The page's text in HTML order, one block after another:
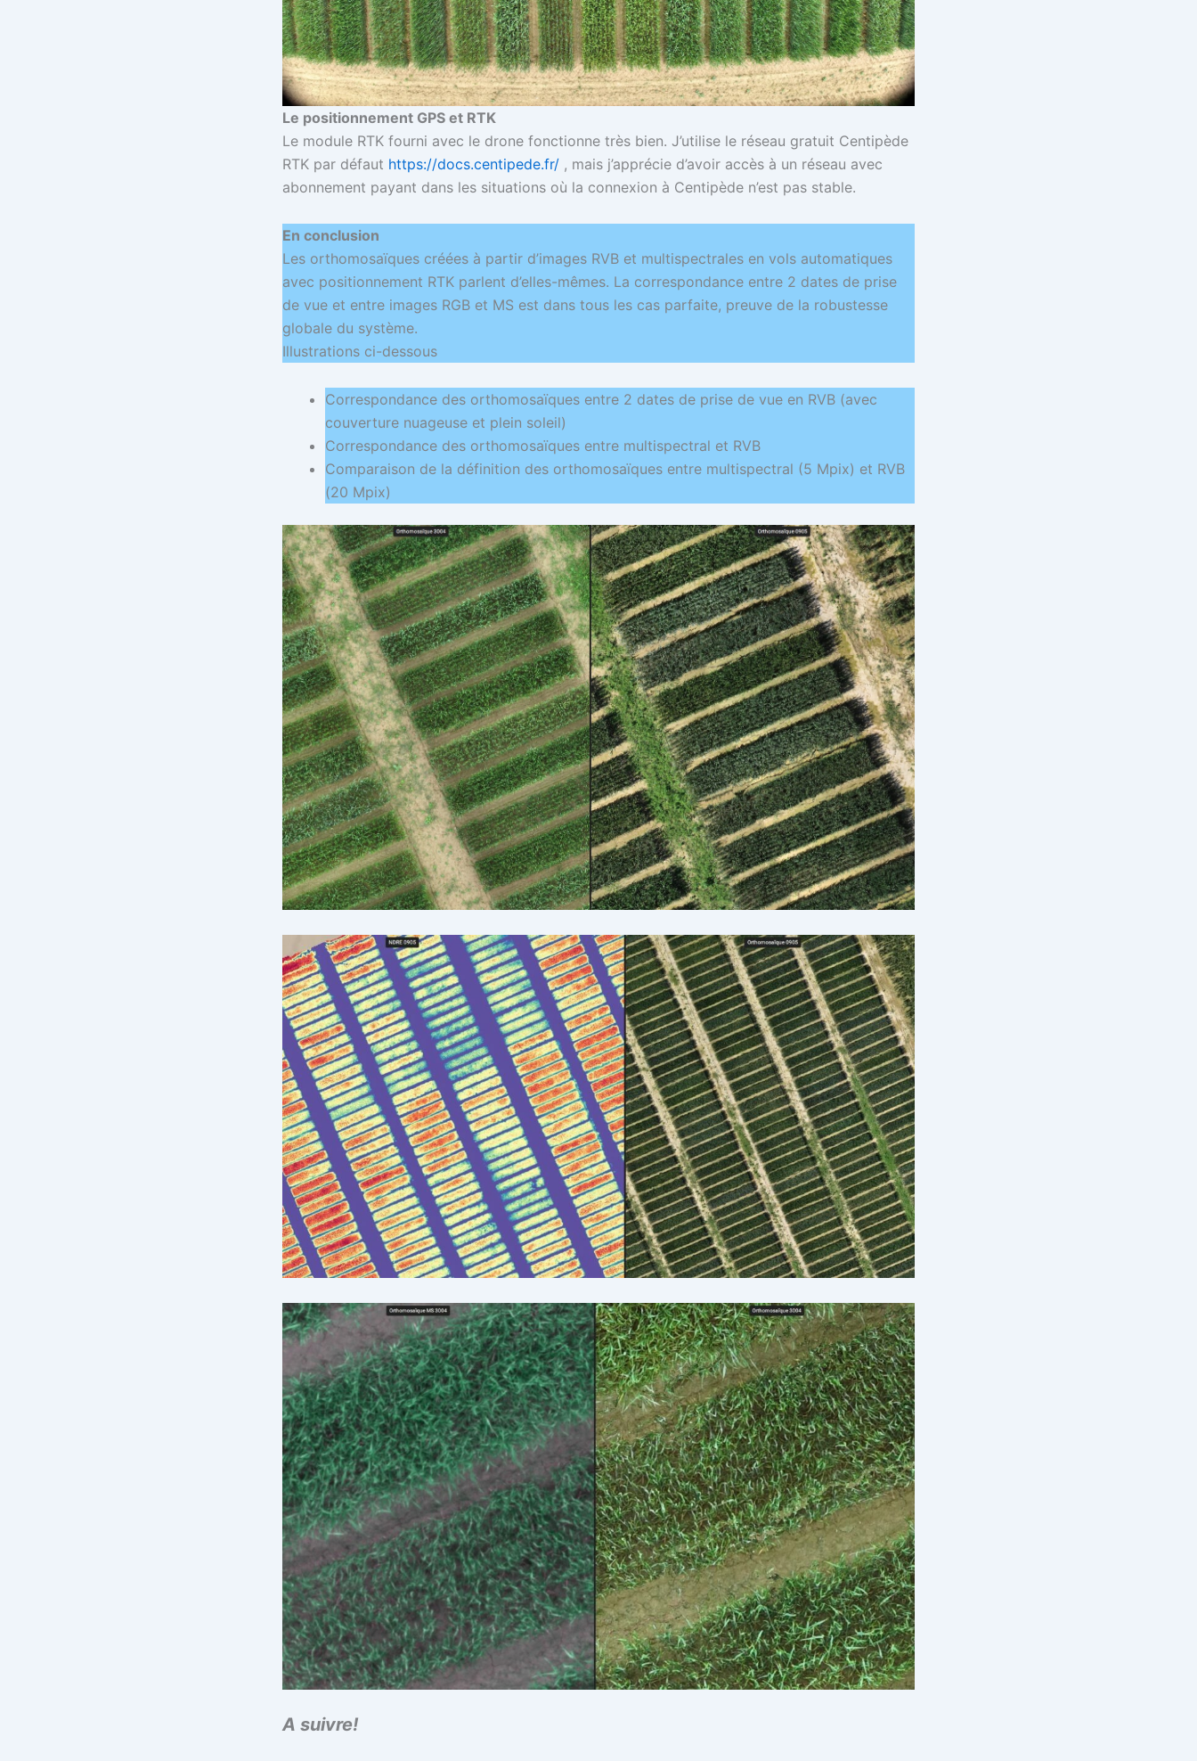
Le positionnement GPS et RTK
Le module RTK fourni avec le drone fonctionne très bien. J’utilise le réseau gratuit Centipède
RTK par défaut https://docs.centipede.fr/ , mais j’apprécie d’avoir accès à un réseau avec
abonnement payant dans les situations où la connexion à Centipède n’est pas stable.
En conclusion
Les orthomosaïques créées à partir d’images RVB et multispectrales en vols automatiques
avec positionnement RTK parlent d’elles-mêmes. La correspondance entre 2 dates de prise
de vue et entre images RGB et MS est dans tous les cas parfaite, preuve de la robustesse
globale du système.
Illustrations ci-dessous
Correspondance des orthomosaïques entre 2 dates de prise de vue en RVB (avec
couverture nuageuse et plein soleil)
Correspondance des orthomosaïques entre multispectral et RVB
Comparaison de la définition des orthomosaïques entre multispectral (5 Mpix) et RVB
(20 Mpix)
A suivre!